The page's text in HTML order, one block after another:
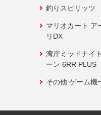
釣りスピリッツ
マリオカート ア
リDX
湾岸ミッドナイ
ーン 6RR PLUS
その他 ゲーム機